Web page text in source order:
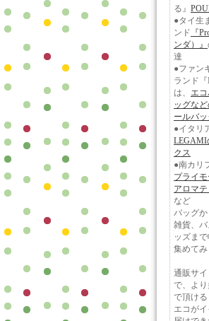
る』
●タイ生
ンド 『
ンダ）』
達
●ファン
ランド
は、 エ
ッグな
ールバッ
●イタリ
LEGAMI
クス
●南カリ
プライ
アロマ
など
バッグ
雑貨、
ッズま
集めてみ
通販サイ
で、よ
で頂ける
エコが